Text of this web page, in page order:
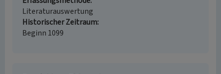
Literaturauswertung
Historischer Zeitraum
Beginn 1099